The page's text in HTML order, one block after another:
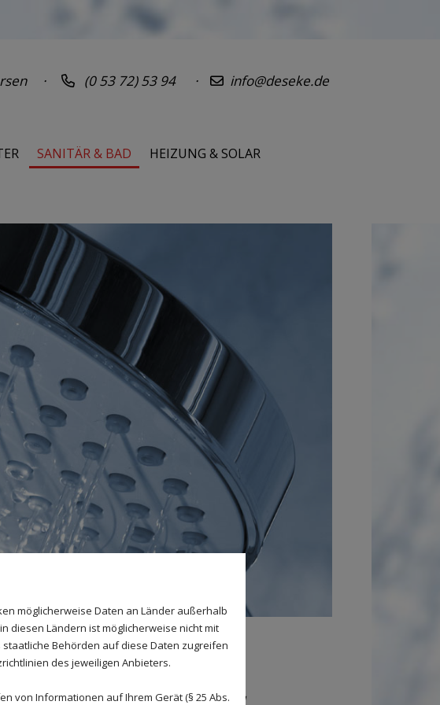
· (0 53 72) 53 94 · info@deseke.de
SANITÄR & BAD
HEIZUNG & SOLAR
möglicherweise Daten an Länder außerhalb
diesen Ländern ist möglicherweise nicht mit
staatliche Behörden auf diese Daten zugreifen
des jeweiligen Anbieters.
von Informationen auf Ihrem Gerät (§ 25 Abs.